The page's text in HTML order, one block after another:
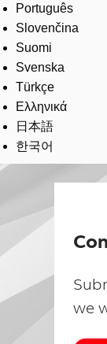
Português
Slovenčina
Suomi
Svenska
Türkçe
Ελληνικά
日本語
한국어
we